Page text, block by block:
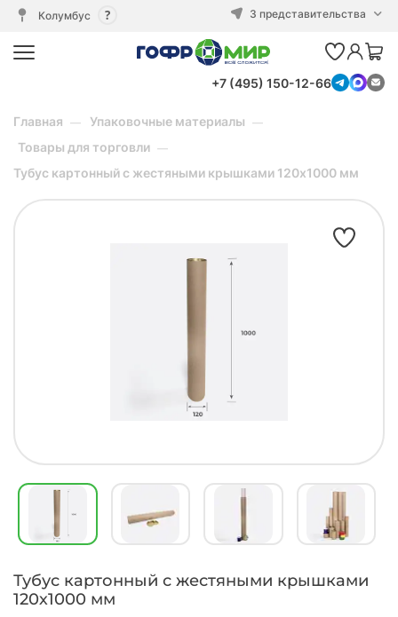
Колумбус 3 представительства
+7 (495) 150-12-66
Главная
Упаковочные материалы
Товары для торговли
Тубус картонный с жестяными крышками 120х1000 мм
Тубус картонный с жестяными крышками
120х1000 мм